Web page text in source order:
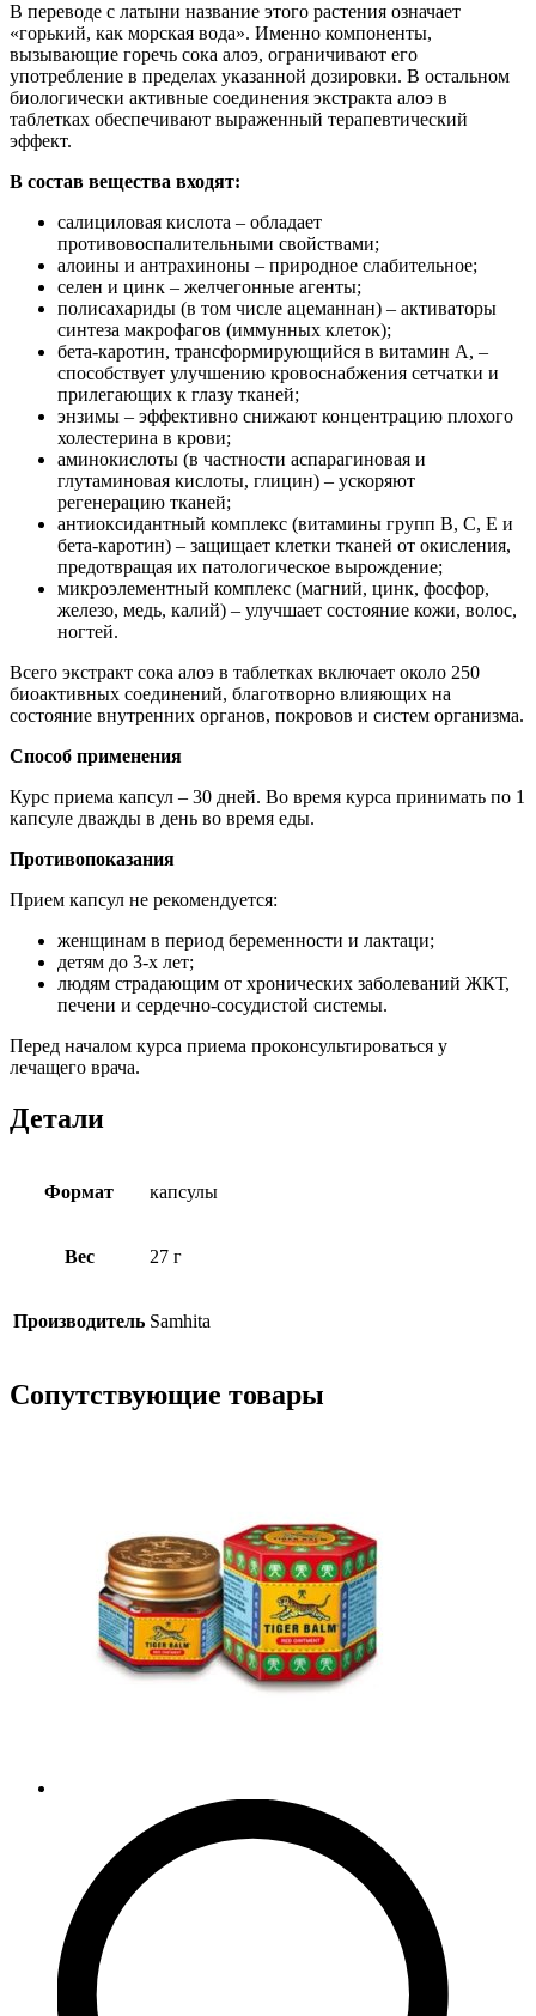
В переводе с латыни название этого растения означает
«горький, как морская вода». Именно компоненты,
вызывающие горечь сока алоэ, ограничивают его
употребление в пределах указанной дозировки. В остальном
биологически активные соединения экстракта алоэ в
таблетках обеспечивают выраженный терапевтический
эффект.
В состав вещества входят:
салициловая кислота – обладает
противовоспалительными свойствами;
алоины и антрахиноны – природное слабительное;
селен и цинк – желчегонные агенты;
полисахариды (в том числе ацеманнан) – активаторы
синтеза макрофагов (иммунных клеток);
бета-каротин, трансформирующийся в витамин А, –
способствует улучшению кровоснабжения сетчатки и
прилегающих к глазу тканей;
энзимы – эффективно снижают концентрацию плохого
холестерина в крови;
аминокислоты (в частности аспарагиновая и
глутаминовая кислоты, глицин) – ускоряют
регенерацию тканей;
антиоксидантный комплекс (витамины групп B, C, E и
бета-каротин) – защищает клетки тканей от окисления,
предотвращая их патологическое вырождение;
микроэлементный комплекс (магний, цинк, фосфор,
железо, медь, калий) – улучшает состояние кожи, волос,
ногтей.
Всего экстракт сока алоэ в таблетках включает около 250
биоактивных соединений, благотворно влияющих на
состояние внутренних органов, покровов и систем организма.
Способ применения
Курс приема капсул – 30 дней. Во время курса принимать по 1
капсуле дважды в день во время еды.
Противопоказания
Прием капсул не рекомендуется:
женщинам в период беременности и лактаци;
детям до 3-х лет;
людям страдающим от хронических заболеваний ЖКТ,
печени и сердечно-сосудистой системы.
Перед началом курса приема проконсультироваться у
лечащего врача.
Детали
Формат капсулы
Вес 27 г
Производитель Samhita
Сопутствующие товары